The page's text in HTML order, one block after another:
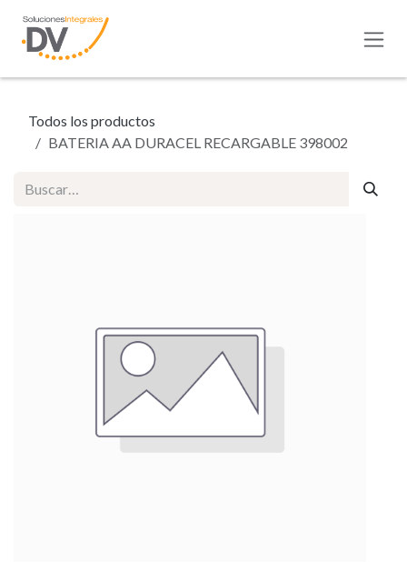
Todos los productos
BATERIA AA DURACEL RECARGABLE 398002